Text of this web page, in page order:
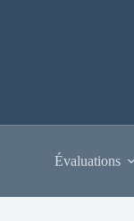
Évaluations